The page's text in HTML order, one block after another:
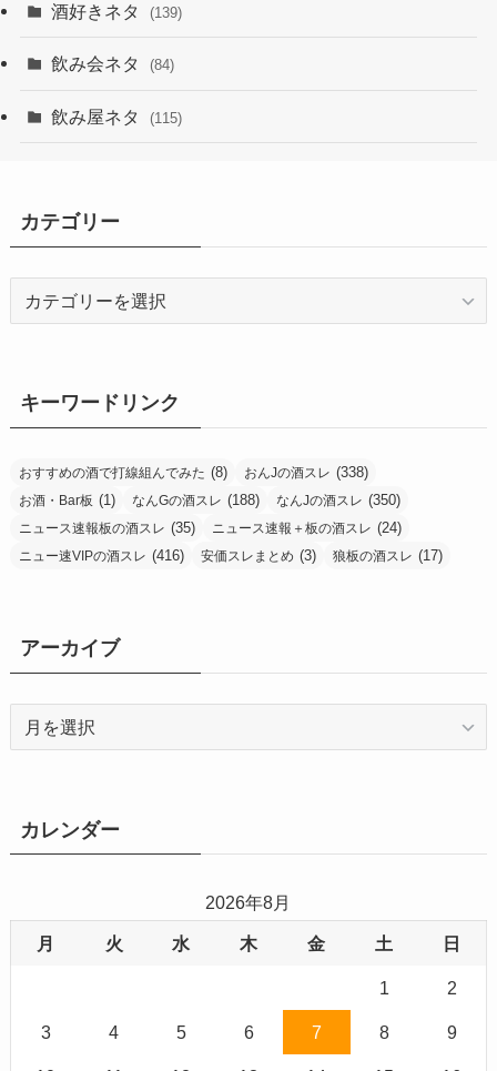
酒好きネタ (139)
飲み会ネタ (84)
飲み屋ネタ (115)
カテゴリー
ーキーワードリンク
おすすめの酒で打線組んでみた (8) おんJの酒スレ (338)
お酒・Bar板 (1) なんGの酒スレ (188) なんJの酒スレ (350)
ニュース速報板の酒スレ (35) ニュース速報＋板の酒スレ (24)
ニュー速VIPの酒スレ (416) 安価スレまとめ (3) 狼板の酒スレ (17)
アーカイブ
ブカレンダー
2026年8月
月 火 水 木 金 土 日
1 2
3 4 5 6 7 8 9